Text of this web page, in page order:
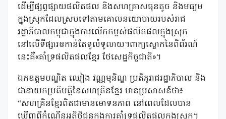
ដើម្បីផ្សព្វផ្សាយផលិតផល និងសហគ្រាសធុនតូច និងមធ្យម
ក្នុងស្រុកដែលស្របទៅតាមគោលនយោបាយរបស់រាជ
រដ្ឋាភិបាលកម្ពុជាក្នុងការលើកកម្ពស់ផលិតផលក្នុងស្រុក
នៅលើទីផ្សារឲកាន់តែទូលំទូលាយ។ពាក្យស្លោកនៃពិព័រណ៍
នេះគឺ«គាំទ្រផលិតផលខ្មែរ ថែសេដ្ឋកិច្ចជាតិ»។
ឯកឧត្តមបណ្ឌិត ឈៀង វណ្ណមុនិណ្ឌ ប្រតិភូរាជរដ្ឋាភិបាល និង
ជានាយកប្រតិបត្តិនៃសហគ្រិនខ្មែរ មានប្រសាសន៍ថា៖
“សហគ្រិនខ្មែរពិតជាមានមោទនភាព នៅពេលដែលបាន
ឃើញពីកំណើនអតិថិជនក្នុងការគាំទ្រផលិតផលក្នុងស្រុក។